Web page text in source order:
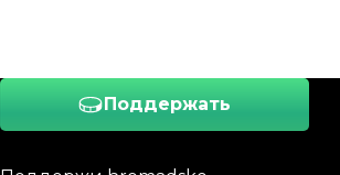
Поддержать